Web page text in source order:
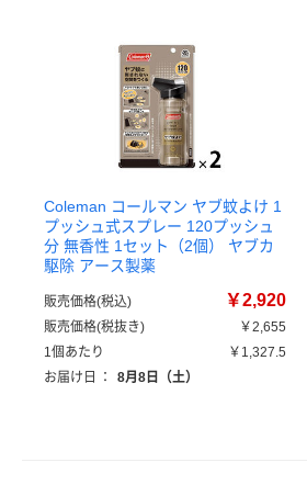
Coleman コールマン ヤブ蚊よけ 1
プッシュ式スプレー 120プッシュ
分 無香性 1セット（2個） ヤブカ
駆除 アース製薬
販売価格(税込) ￥2,920
販売価格(税抜き)
￥2,655
1個あたり
￥1,327.5
お届け日
： 8月8日（土）